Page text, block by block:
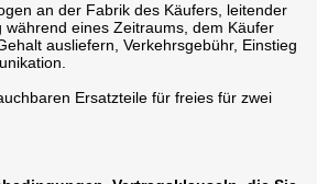
an der Fabrik des Käufers, leitender
während eines Zeitraums, dem Käufer
ausliefern, Verkehrsgebühr, Einstieg
Ersatzteile für freies für zwei